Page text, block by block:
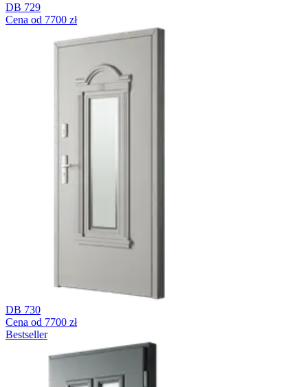
DB 729
Cena od 7700 zł
DB 730
Cena od 7700 zł
Bestseller